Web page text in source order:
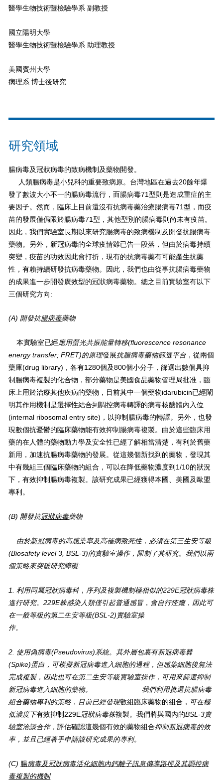
醫學生物技術暨檢驗學系 副教授
國立陽明大學
醫學生物技術暨檢驗學系 助理教授
美國賓州大學
病理系 博士後研究
研究領域
腸病毒及冠狀病毒的致病機制及藥物開發。
人類腸病毒是小兒科的重要致病原。台灣地區在過去20餘年爆
發了數波大小不一的腸病毒流行，而腸病毒71型則是造成重症的主
要因子。然而，臨床上目前還沒有抗病毒藥治療腸病毒71型，而疫
苗的發展僅侷限於腸病毒71型，其他型別的腸病毒則尚未有疫苗。
因此，我們實驗室長期以來研究腸病毒的致病機制及開發抗腸病毒
藥物。另外，新冠病毒的全球疫情雖已告一段落，但由於病毒持續
突變，疫苗的功效因此會打折，現有的抗病毒藥有可能產生抗藥
性，有賴持續研發抗病毒藥物。因此，我們也由從事抗腸病毒藥物
的成果進一步開發廣效型的冠狀病毒藥物。總之目前實驗室有以下
三個研究方向:
(A) 開發抗腸病毒藥物
本實驗室已經應用螢光共振能量轉移(fluorescence resonance
energy transfer; FRET)的原理發展抗腸病毒藥物篩選平台 ，從兩個
藥庫(drug library)，各有1280個及800個小分子，篩選出數個具抑
制腸病毒複製的化合物，部分藥物是美國食品藥物管理局批准，臨
床上用於治療其他疾病的藥物，目前其中一個藥物idarubicin已經闡
明其作用機制是選擇性結合到調控病毒轉譯的病毒核醣體內入位
(internal ribosomal entry site)，以抑制腸病毒的轉譯。另外，也發
現數個抗憂鬱的臨床藥物能有效抑制腸病毒複製。由於這些臨床用
藥的在人體的藥物動力學及安全性已經了解相當清楚，有利於舊藥
新用，加速抗腸病毒藥物的發展。從這幾個新找到的藥物，發現其
中有幾組三個臨床藥物的組合，可以在降低藥物濃度到1/10的狀況
下，有效抑制腸病毒複製。該研究成果已經獲得本國、美國及歐盟
專利。
(B) 開發抗冠狀病毒藥物
由於新冠病毒的高感染率及高罹病致死性， 必須在第三生安等級
(Biosafety level 3, BSL-3)的實驗室操作， 限制了其研究。 我們以兩
個策略來突破研究障礙:
1. 利用同屬冠狀病毒科 ， 序列及複製機制極相似的229E冠狀病毒株
進行研究。229E株感染人類僅引起普通感冒 ， 會自行痊癒， 因此可
在一般等級的第二生安等級(BSL-2) 實驗室操
作。
2. 使用偽病毒(Pseudovirus)系統。其外層包裹有新冠病毒棘
(Spike)蛋白，可模擬新冠病毒進入細胞的過程，但感染細胞後無法
完成複製，因此也可在第二生安等級實驗室操作，可用來篩選抑制
新冠病毒進入細胞的藥物。
我們利用挑選抗腸病毒
組合藥物專利的策略 ， 目前已經發現數組臨床藥物的組合， 可在極
低濃度下有效抑制229E冠狀病毒株複製。我們將與國內的BSL-3實
驗室洽談合作，評估確認這幾個有效的藥物組合抑制新冠病毒的效
率， 並且已經著手申請該研究成果的專利。
(C) 腸病毒及冠狀病毒活化細胞內鈣離子訊息傳導路徑及其調控病
毒複製的機制